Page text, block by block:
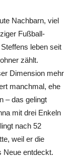
Nachbarn, viel
Fußball-
leben seit
zählt.
Dimension mehr
manchmal, ehe
– das gelingt
mit drei Enkeln
nach 52
weil er die
Neue entdeckt.